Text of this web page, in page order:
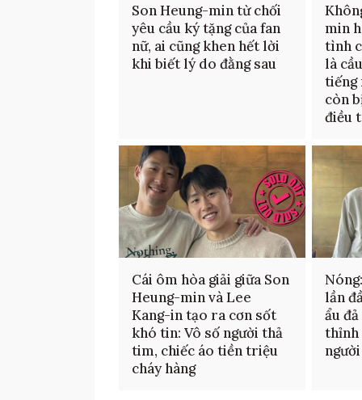
Son Heung-min từ chối
yêu cầu ký tặng của fan
nữ, ai cũng khen hết lời
khi biết lý do đằng sau
min
tình
là
tiếng
còn
điều
Cái ôm hòa giải giữa Son
Heung-min và Lee
Kang-in tạo ra cơn sốt
khó tin: Vô số người thả
tim, chiếc áo tiền triệu
cháy hàng
lần
ẩu
thỉnh